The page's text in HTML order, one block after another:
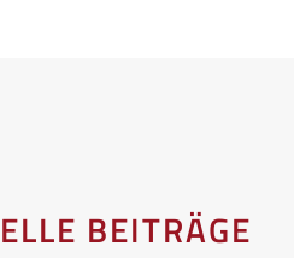
BEITRÄGE